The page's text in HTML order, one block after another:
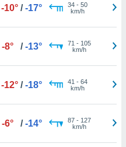
-10° / -17° 34 - 50
km/h
-8° / -13° 71 - 105
km/h
-12° / -18° 41 - 64
km/h
-6° / -14° 87- 127
km/h